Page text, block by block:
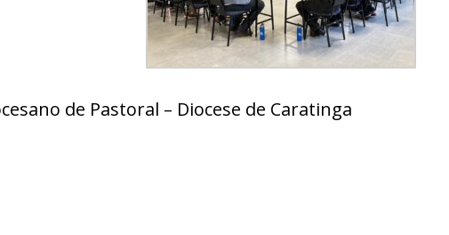
de Pastoral – Diocese de Caratinga